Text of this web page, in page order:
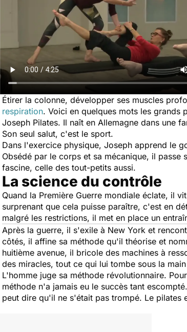
Étirer la colonne, développer ses muscles
respiration. Voici en quelques mots les grands
Joseph Pilates. Il naît en Allemagne dans une
Son seul salut, c'est le sport.
Dans l'exercice physique, Joseph apprend le
Obsédé par le corps et sa mécanique, il passe
fascine, celle des tout-petits aussi.
La science du contrôle
Quand la Première Guerre mondiale éclate, il
surprenant que cela puisse paraître, c'est en
malgré les restrictions, il met en place un
Après la guerre, il s'exile à New York et
côtés, il affine sa méthode qu'il théorise et
huitième avenue, il bricole des machines à
des miracles, tout ce qui lui tombe sous la
L'homme juge sa méthode révolutionnaire.
méthode n'a jamais eu le succès tant
peut dire qu'il ne s'était pas trompé. Le pilates